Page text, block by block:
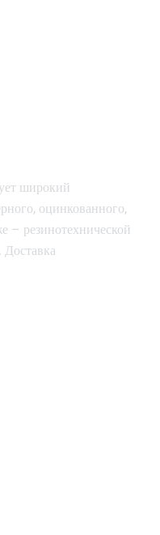
широкий
оцинкованного,
– резинотехнической